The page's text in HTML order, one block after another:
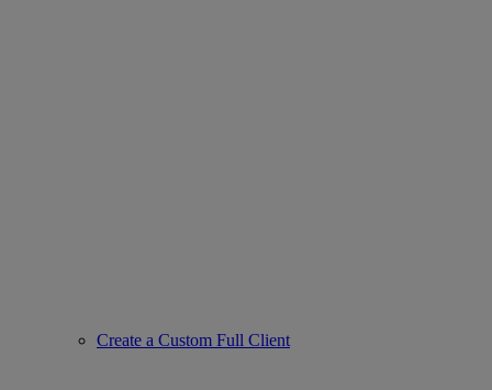
Create a Custom Full Client